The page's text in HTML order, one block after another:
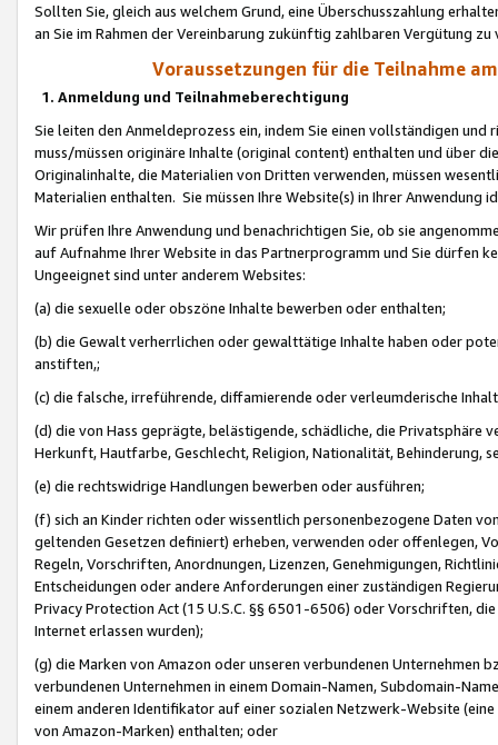
Sollten Sie, gleich aus welchem Grund, eine Überschusszahlung
an Sie im Rahmen der Vereinbarung zukünftig zahlbaren Vergütung zu
Voraussetzungen für die Teilnahme
1. Anmeldung und Teilnahmeberechtigung
Sie leiten den Anmeldeprozess ein, indem Sie einen vollständigen
muss/müssen originäre Inhalte (original content) enthalten und über
Originalinhalte, die Materialien von Dritten verwenden, müssen
Materialien enthalten. Sie müssen Ihre Website(s) in Ihrer Anwendung
Wir prüfen Ihre Anwendung und benachrichtigen Sie, ob sie
auf Aufnahme Ihrer Website in das Partnerprogramm und Sie dürfen
Ungeeignet sind unter anderem Websites:
(a) die sexuelle oder obszöne Inhalte bewerben oder enthalten;
(b) die Gewalt verherrlichen oder gewalttätige Inhalte haben oder
anstiften,;
(c) die falsche, irreführende, diffamierende oder verleumderische
(d) die von Hass geprägte, belästigende, schädliche, die Privatsphäre
Herkunft, Hautfarbe, Geschlecht, Religion, Nationalität, Behinderung,
(e) die rechtswidrige Handlungen bewerben oder ausführen;
(f) sich an Kinder richten oder wissentlich personenbezogene Daten
geltenden Gesetzen definiert) erheben, verwenden oder offenlegen,
Regeln, Vorschriften, Anordnungen, Lizenzen, Genehmigungen,
Entscheidungen oder andere Anforderungen einer zuständigen
Privacy Protection Act (15 U.S.C. §§ 6501-6506) oder Vorschriften,
Internet erlassen wurden);
(g) die Marken von Amazon oder unseren verbundenen Unternehmen
verbundenen Unternehmen in einem Domain-Namen, Subdomain-
einem anderen Identifikator auf einer sozialen Netzwerk-Website
von Amazon-Marken) enthalten; oder